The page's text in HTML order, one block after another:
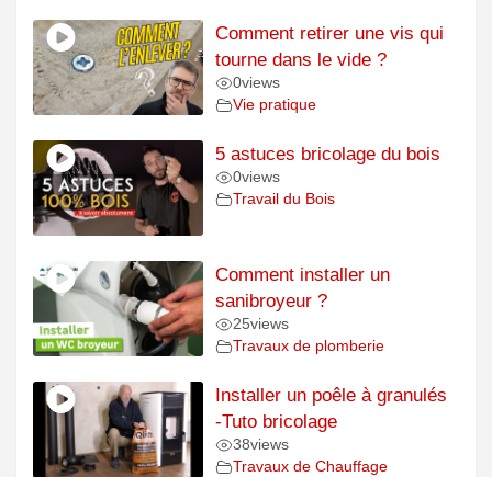
Comment retirer une vis qui
tourne dans le vide ?
0views
Vie pratique
5 astuces bricolage du bois
0views
Travail du Bois
Comment installer un
sanibroyeur ?
25views
Travaux de plomberie
Installer un poêle à granulés
-Tuto bricolage
38views
Travaux de Chauffage